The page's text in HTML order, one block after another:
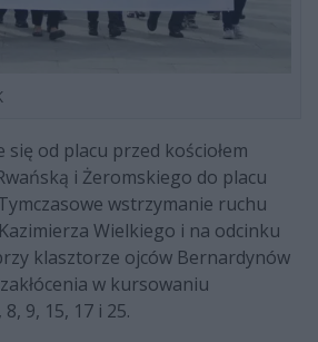
się od placu przed kościołem
i Żeromskiego do placu
wstrzymanie ruchu
Wielkiego i na odcinku
klasztorze ojców Bernardynów
w kursowaniu
9, 15, 17 i 25.